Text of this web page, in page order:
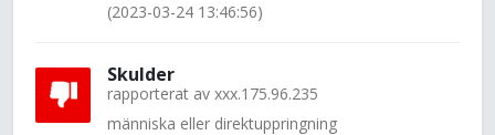
(2023-03-24 13:46:56)
Skulder
rapporterat av xxx.175.96.235
människa eller direktuppringning